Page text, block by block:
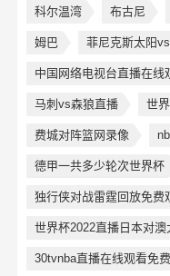
科尔温湾 布古尼
姆巴 菲尼克斯太阳
中国网络电视台直播在线
马刺vs森狼直播 世
费城对阵篮网录像
德甲一共多少轮次世界杯
独行侠对战雷霆回放免费
世界杯2022直播日本对澳
30tvnba直播在线观看免费